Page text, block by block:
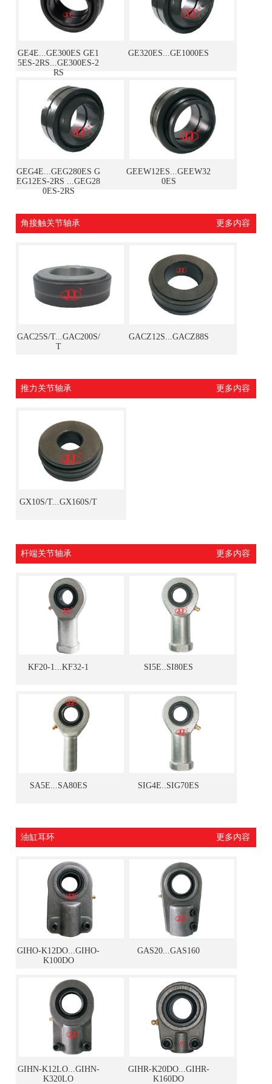
GE4E...GE300ES GE1
5ES-2RS...GE300ES-2
RS
GE320ES...GE1000ES
GEG4E...GEG280ES G
EG12ES-2RS ...GEG28
0ES-2RS
GEEW12ES...GEEW32
0ES
角接触关节轴承 更多内容
GAC25S/T...GAC200S/
T
GACZ12S...GACZ88S
推力关节轴承 更多内容
GX10S/T...GX160S/T
杆端关节轴承 更多内容
KF20-1...KF32-1 SI5E..SI80ES
SA5E...SA80ES SIG4E..SIG70ES
油缸耳环 更多内容
GIHO-K12DO...GIHO-
K100DO
GAS20...GAS160
GIHN-K12LO...GIHN-
K320LO
GIHR-K20DO...GIHR-
K160DO